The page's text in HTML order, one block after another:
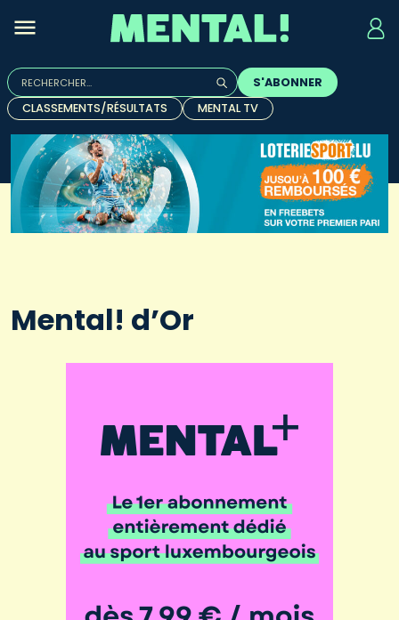
Rechercher :
Quand les résultats de l'auto-complétion sont
S'ABONNER
CLASSEMENTS/RÉSULTATS
MENTAL TV
Mental! d’Or